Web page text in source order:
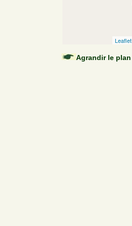
Leaflet
Agrandir le plan